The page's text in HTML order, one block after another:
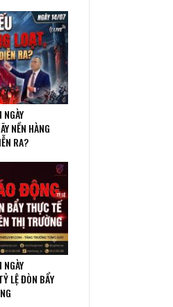
NỀN HÀNG
RA?
LỆ ĐÒN BẨY